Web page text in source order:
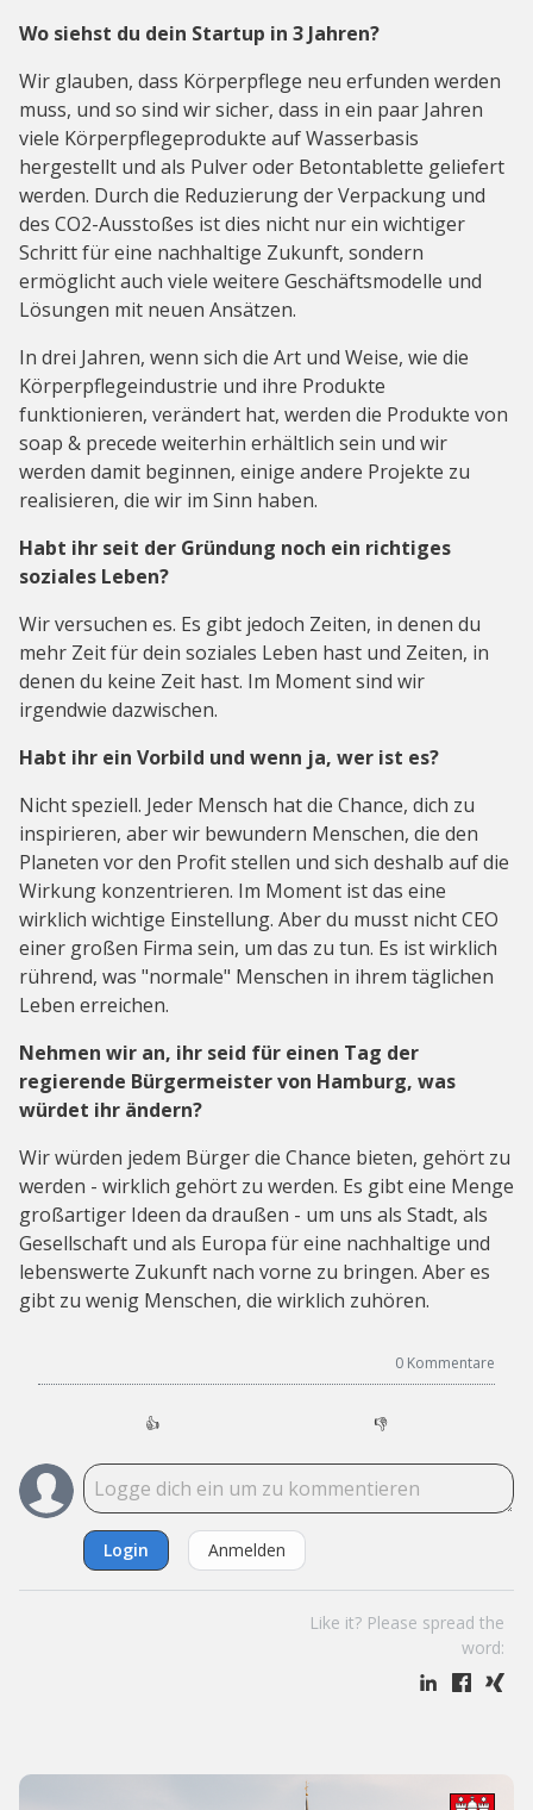
Wo siehst du dein Startup in 3 Jahren?
Wir glauben, dass Körperpflege neu erfunden werden
muss, und so sind wir sicher, dass in ein paar Jahren
viele Körperpflegeprodukte auf Wasserbasis
hergestellt und als Pulver oder Betontablette geliefert
werden. Durch die Reduzierung der Verpackung und
des CO2-Ausstoßes ist dies nicht nur ein wichtiger
Schritt für eine nachhaltige Zukunft, sondern
ermöglicht auch viele weitere Geschäftsmodelle und
Lösungen mit neuen Ansätzen.
In drei Jahren, wenn sich die Art und Weise, wie die
Körperpflegeindustrie und ihre Produkte
funktionieren, verändert hat, werden die Produkte von
soap & precede weiterhin erhältlich sein und wir
werden damit beginnen, einige andere Projekte zu
realisieren, die wir im Sinn haben.
Habt ihr seit der Gründung noch ein richtiges
soziales Leben?
Wir versuchen es. Es gibt jedoch Zeiten, in denen du
mehr Zeit für dein soziales Leben hast und Zeiten, in
denen du keine Zeit hast. Im Moment sind wir
irgendwie dazwischen.
Habt ihr ein Vorbild und wenn ja, wer ist es?
Nicht speziell. Jeder Mensch hat die Chance, dich zu
inspirieren, aber wir bewundern Menschen, die den
Planeten vor den Profit stellen und sich deshalb auf die
Wirkung konzentrieren. Im Moment ist das eine
wirklich wichtige Einstellung. Aber du musst nicht CEO
einer großen Firma sein, um das zu tun. Es ist wirklich
rührend, was "normale" Menschen in ihrem täglichen
Leben erreichen.
Nehmen wir an, ihr seid für einen Tag der
regierende Bürgermeister von Hamburg, was
würdet ihr ändern?
Wir würden jedem Bürger die Chance bieten, gehört zu
werden - wirklich gehört zu werden. Es gibt eine Menge
großartiger Ideen da draußen - um uns als Stadt, als
Gesellschaft und als Europa für eine nachhaltige und
lebenswerte Zukunft nach vorne zu bringen. Aber es
gibt zu wenig Menschen, die wirklich zuhören.
0 Kommentare
👍 👎
Login Anmelden
Like it? Please spread the
word: